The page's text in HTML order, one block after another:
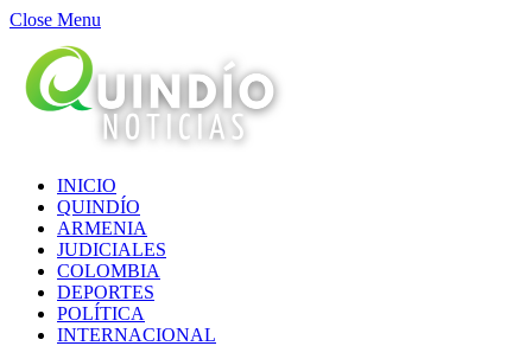
Close Menu
INICIO
QUINDÍO
ARMENIA
JUDICIALES
COLOMBIA
DEPORTES
POLÍTICA
INTERNACIONAL